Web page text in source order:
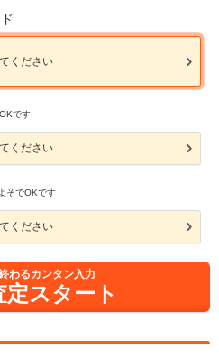
ください
です
ください
そでOKです
ください
わるカンタン入力
定スタート